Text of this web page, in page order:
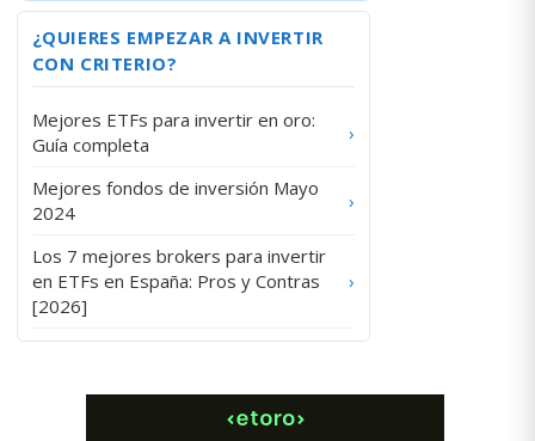
¿QUIERES EMPEZAR A INVERTIR
CON CRITERIO?
Mejores ETFs para invertir en oro:
Guía completa
›
Mejores fondos de inversión Mayo
2024
›
Los 7 mejores brokers para invertir
en ETFs en España: Pros y Contras
[2026]
›